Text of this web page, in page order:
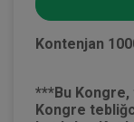
Kontenjan
***Bu Kongre,
Kongre